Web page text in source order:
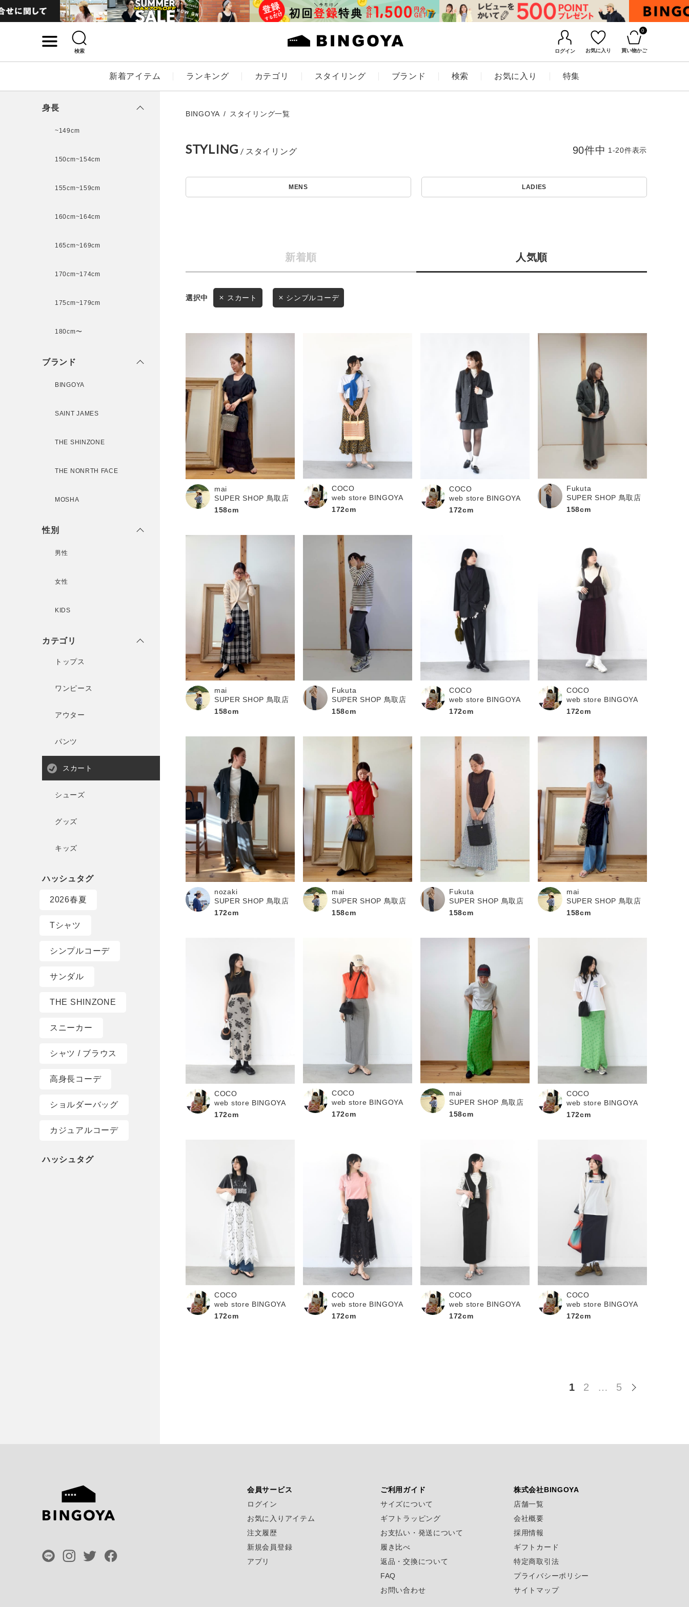
検索 ログイン お気に入り
0
買い物かご
新着アイテム ランキング カテゴリ スタイリング ブランド 検索 お気に入り 特集
条件絞り込み検索
カテゴリから探す
スタイリングから探す
ブランドから探す
店舗一覧
会社概要
お知らせ・ご利用ガイド
お知らせ
ご利用ガイド
ギフトラッピング
お問い合わせ
無料公式アプリダウンロード
キーワード
LADIES KIDS
価格
在庫なし含む
この条件で絞り込む
身長
~149cm
150cm~154cm
155cm~159cm
160cm~164cm
165cm~169cm
170cm~174cm
175cm~179cm
180cm〜
ブランド
BINGOYA
SAINT JAMES
THE SHINZONE
THE NONRTH FACE
MOSHA
性別
男性
女性
KIDS
カテゴリ
トップス
ワンピース
アウター
パンツ
スカート
シューズ
グッズ
キッズ
2026春夏
Tシャツ
シンプルコーデ
サンダル
THE SHINZONE
スニーカー
シャツ / ブラウス
高身長コーデ
ショルダーバッグ
カジュアルコーデ
BINGOYA スタイリング一覧
STYLING
MENS LADIES
新着順 人気順
90件中 1-20件表示
スカート シンプルコーデ
mai
SUPER SHOP 鳥取店
158cm
COCO
web store BINGOYA
172cm
COCO
web store BINGOYA
172cm
Fukuta
SUPER SHOP 鳥取店
158cm
mai
SUPER SHOP 鳥取店
158cm
Fukuta
SUPER SHOP 鳥取店
158cm
COCO
web store BINGOYA
172cm
COCO
web store BINGOYA
172cm
nozaki
SUPER SHOP 鳥取店
172cm
mai
SUPER SHOP 鳥取店
158cm
Fukuta
SUPER SHOP 鳥取店
158cm
mai
SUPER SHOP 鳥取店
158cm
COCO
web store BINGOYA
172cm
COCO
web store BINGOYA
172cm
mai
SUPER SHOP 鳥取店
158cm
COCO
web store BINGOYA
172cm
COCO
web store BINGOYA
172cm
COCO
web store BINGOYA
172cm
COCO
web store BINGOYA
172cm
COCO
web store BINGOYA
172cm
1 2 … 5
会員サービス
ログイン
お気に入りアイテム
注文履歴
新規会員登録
アプリ
ご利用ガイド
サイズについて
ギフトラッピング
お支払い・発送について
履き比べ
返品・交換について
FAQ
お問い合わせ
株式会社BINGOYA
店舗一覧
会社概要
採用情報
ギフトカード
特定商取引法
プライバシーポリシー
サイトマップ